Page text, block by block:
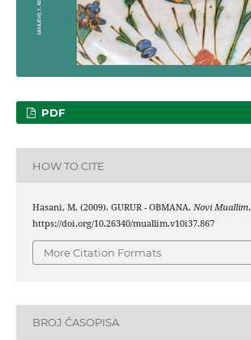
PDF
HOW TO CITE
Hasani, M. (2009). GURUR - OBMANA. Novi Muallim,
https://doi.org/10.26340/muallim.v10i37.867
More Citation Formats
BROJ ČASOPISA